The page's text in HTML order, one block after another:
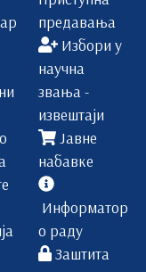
предавања
Избори у
научна
звања -
извештаји
Јавне
набавке
Информатор
о раду
Заштита